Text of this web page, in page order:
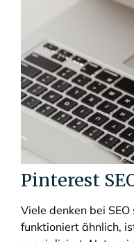
Pinterest
Viele denken bei
funktioniert ähnlich,